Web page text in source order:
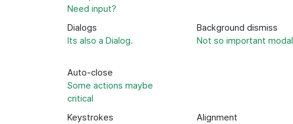
Need input?
Dialogs
Its also a Dialog.
Background dismiss
Not so important modal
Auto-close
Some actions maybe
critical
Keystrokes
Alignment